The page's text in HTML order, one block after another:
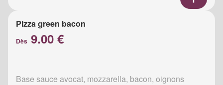
Pizza green bacon
Dès 9.00 €
Base sauce avocat, mozzarella, bacon, oignons